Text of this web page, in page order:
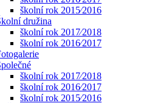
školní rok 2015⁄2016
družina
školní rok 2017⁄2018
školní rok 2016⁄2017
školní rok 2017⁄2018
školní rok 2016⁄2017
školní rok 2015⁄2016